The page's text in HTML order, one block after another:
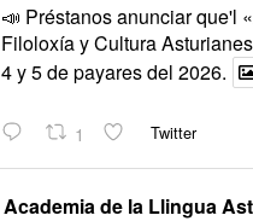
📣 Préstanos anunciar que'l
Filoloxía y Cultura
4 y 5 de payares del 2026.
1 Twitter
Academia de la Llingua